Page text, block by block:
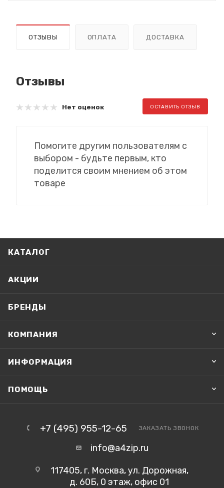
ОТЗЫВЫ ОПЛАТА ДОСТАВКА
Отзывы
Нет оценок ОСТАВИТЬ ОТЗЫВ
Помогите другим пользователям с
выбором - будьте первым, кто
поделится своим мнением об этом
товаре
КАТАЛОГ
АКЦИИ
БРЕНДЫ
КОМПАНИЯ
ИНФОРМАЦИЯ
ПОМОЩЬ
+7 (495) 955-12-65 ЗАКАЗАТЬ ЗВОНОК
info@a4zip.ru
117405, г. Москва, ул. Дорожная,
д. 60Б, 0 этаж, офис 01